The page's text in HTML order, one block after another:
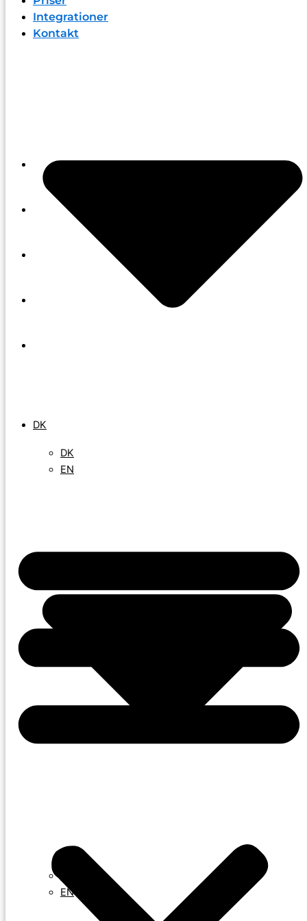
Integrationer
Kontakt
Funktioner
Priser
Integrationer
DK
EN
DK
EN